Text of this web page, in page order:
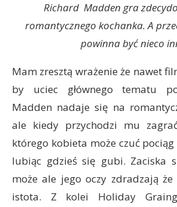
Richard Madden gra
romantycznego kochanka. A
powinna być nieco
Mam zresztą wrażenie że nawet
by uciec głównego tematu
Madden nadaje się na
ale kiedy przychodzi mu
którego kobieta może czuć
lubiąc gdzieś się gubi. Zaciska
może ale jego oczy zdradzają że
istota. Z kolei Holiday